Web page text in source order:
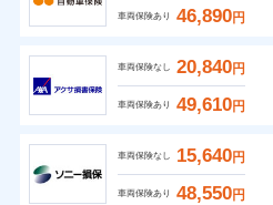
車両保険あり 46,890円
車両保険なし 20,840円
車両保険あり 49,610円
車両保険なし 15,640円
車両保険あり 48,550円